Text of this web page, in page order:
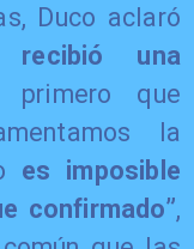
Duco aclaró
una
primero que
la
es imposible
confirmado”,